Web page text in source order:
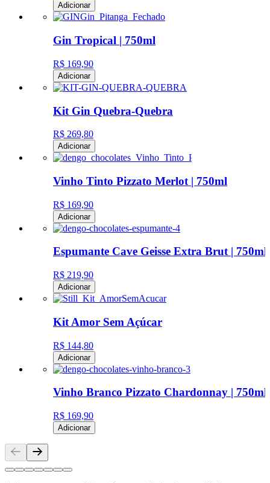
Adicionar
Gin Tropical | 750ml
R$ 169,90
Adicionar
Kit Gin Quebra-Quebra
R$ 269,80
Adicionar
Vinho Tinto Pizzato Merlot | 750ml
R$ 169,90
Adicionar
Espumante Cave Geisse Extra Brut | 750ml
R$ 219,90
Adicionar
Kit Amor Sem Açúcar
R$ 144,80
Adicionar
Vinho Branco Pizzato Chardonnay | 750ml
R$ 169,90
Adicionar